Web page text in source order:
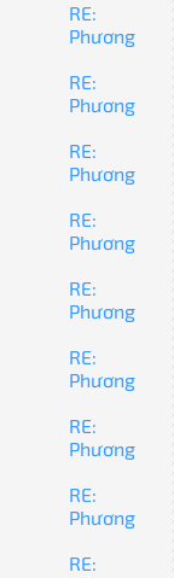
RE:
Phương
RE:
Phương
RE:
Phương
RE:
Phương
RE:
Phương
RE:
Phương
RE:
Phương
RE:
Phương
RE: